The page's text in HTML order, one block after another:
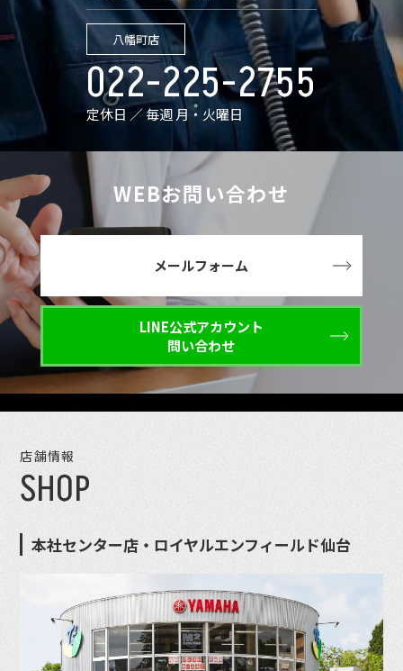
八幡町店
022-225-2755
定休日 ／ 毎週 月・火曜日
WEBお問い合わせ
メールフォーム
LINE公式アカウント
問い合わせ
店舗情報
SHOP
本社センター店・ロイヤルエンフィールド仙台